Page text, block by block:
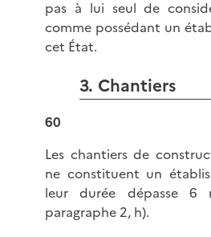
pas à lui seul de
comme possédant un
cet État.
3. Chantiers
60
Les chantiers de
ne constituent un
leur durée dépasse 6
paragraphe 2, h).